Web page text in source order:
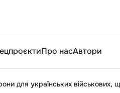
Про насАвтори
для українських